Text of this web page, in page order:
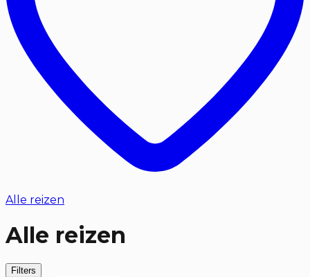
Alle reizen
Alle reizen
Filters